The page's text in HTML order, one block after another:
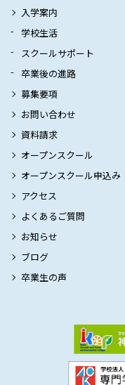
入学案内
学校生活
スクールサポート
卒業後の進路
募集要項
お問い合わせ
資料請求
オープンスクール
オープンスクール申込み
アクセス
よくあるご質問
お知らせ
ブログ
卒業生の声